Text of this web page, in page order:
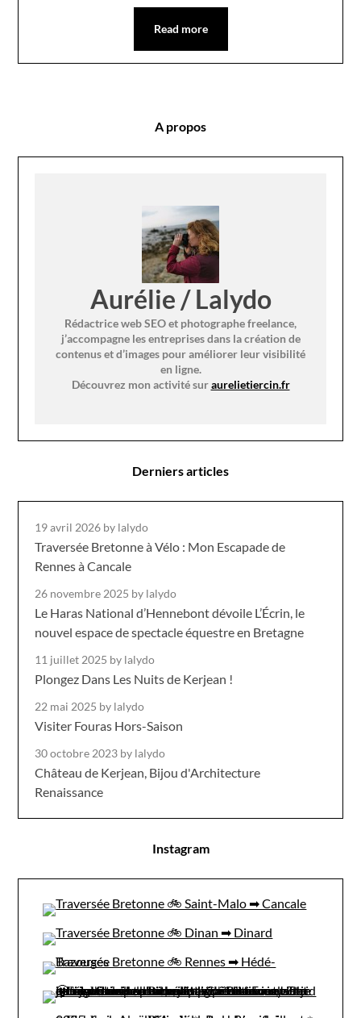
Read more
A propos
Aurélie / Lalydo
Rédactrice web SEO et photographe freelance,
j’accompagne les entreprises dans la création de
contenus et d’images pour améliorer leur visibilité
en ligne.
Découvrez mon activité suraurelietiercin.fr
Derniers articles
19 avril 2026 by lalydo
Traversée Bretonne à Vélo : Mon Escapade de
Rennes à Cancale
26 novembre 2025 by lalydo
Le Haras National d’Hennebont dévoile L’Écrin, le
nouvel espace de spectacle équestre en Bretagne
11 juillet 2025 by lalydo
Plongez Dans Les Nuits de Kerjean !
22 mai 2025 by lalydo
Visiter Fouras Hors-Saison
30 octobre 2023 by lalydo
Château de Kerjean, Bijou d'Architecture
Renaissance
Instagram